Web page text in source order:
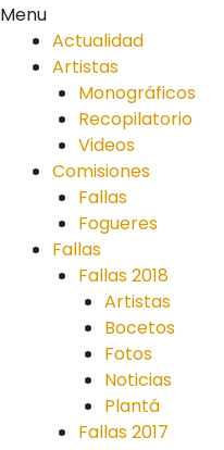
Menu
Actualidad
Artistas
Monográficos
Recopilatorio
Videos
Comisiones
Fallas
Fogueres
Fallas
Fallas 2018
Artistas
Bocetos
Fotos
Noticias
Plantá
Fallas 2017